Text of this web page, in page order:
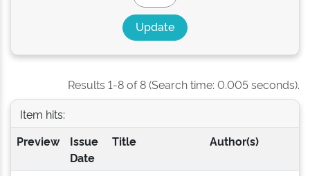
Results 1-8 of 8 (Search time: 0.005 seconds).
Item hits:
Preview
Issue
Date
Title Author(s)